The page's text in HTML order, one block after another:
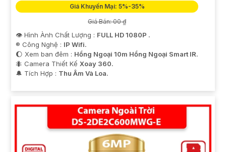
Giá Khuyến Mại: 5%-35%
Giá Bán: 00 ₫
👁 Hình Ành Chất Lượng : FULL HD 1080P .
®️ Công Nghệ : IP Wifi.
🌔 Xem ban đêm : Hồng Ngoại 10m Hồng Ngoại Smart IR.
🐜 Camera Thiết Kế Xoay 360.
️🔔 Tích Hợp : Thu Âm Và Loa.